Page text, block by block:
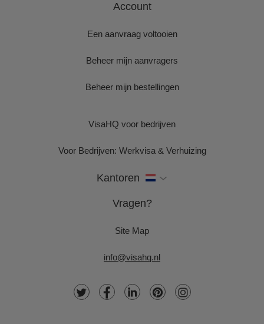
Account
Een aanvraag voltooien
Beheer mijn aanvragers
Beheer mijn bestellingen
VisaHQ voor bedrijven
Voor Bedrijven: Werkvisa & Verhuizing
Kantoren
Vragen?
Site Map
info@visahq.nl